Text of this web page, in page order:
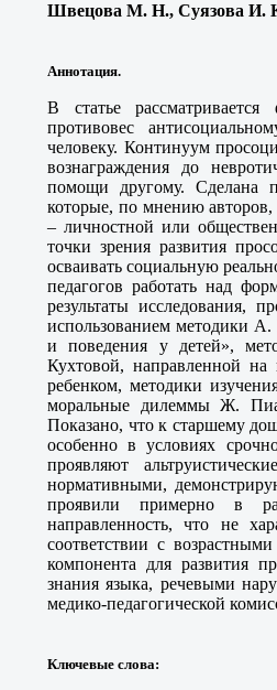
Швецова М. Н., Суязова И.
Аннотация.
В статье
противовес
человеку. Континуум
вознаграждения до
помощи другому. Сделана
которые, по мнению
– личностной или
точки зрения развития
осваивать социальную
педагогов работать над
результаты исследования,
использованием методики
и поведения у детей»,
Кухтовой, направленной на
ребенком, методики
моральные дилеммы Ж.
Показано, что к старшему
особенно в условиях
проявляют
нормативными,
проявили примерно в
направленность, что не
соответствии с
компонента для развития
знания языка, речевыми
медико-педагогической
Ключевые слова: